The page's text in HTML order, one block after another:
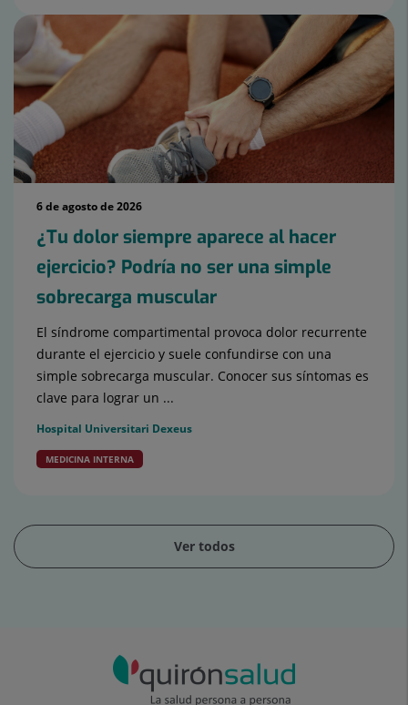
6 de agosto de 2026
¿Tu dolor siempre aparece al hacer
ejercicio? Podría no ser una simple
sobrecarga muscular
El síndrome compartimental provoca dolor recurrente
durante el ejercicio y suele confundirse con una
simple sobrecarga muscular. Conocer sus síntomas es
clave para lograr un ...
Hospital Universitari Dexeus
MEDICINA INTERNA
Ver todos